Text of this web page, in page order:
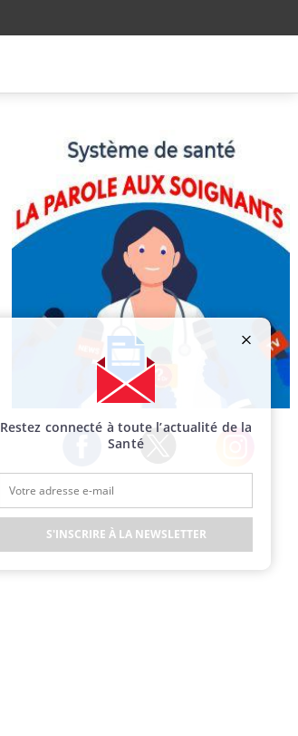
Facebook Twitter Instagram
Restez connecté à toute l’actualité de la
Santé
S'INSCRIRE À LA NEWSLETTER